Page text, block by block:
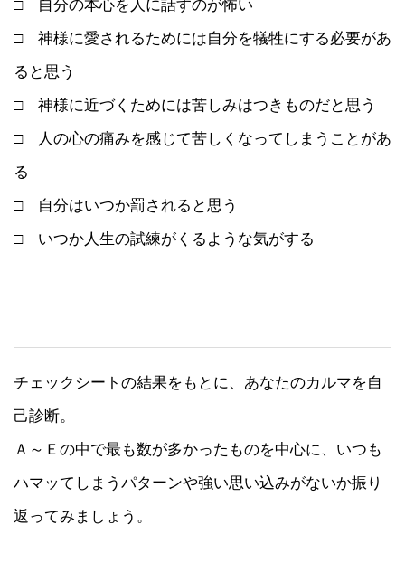
□ 自分の本心を人に話すのが怖い
□ 神様に愛されるためには自分を犠牲にする必要があ
ると思う
□ 神様に近づくためには苦しみはつきものだと思う
□ 人の心の痛みを感じて苦しくなってしまうことがあ
る
□ 自分はいつか罰されると思う
□ いつか人生の試練がくるような気がする
チェックシートの結果をもとに、あなたのカルマを自
己診断。
Ａ～Ｅの中で最も数が多かったものを中心に、いつも
ハマッてしまうパターンや強い思い込みがないか振り
返ってみましょう。